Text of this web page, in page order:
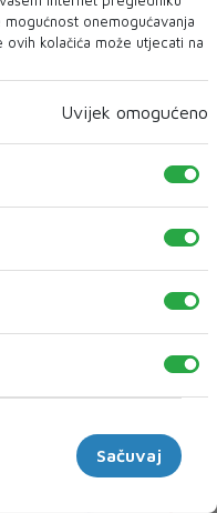
onemogućavanja
ovih kolačića može utjecati na
Uvijek omogućeno
Sačuvaj